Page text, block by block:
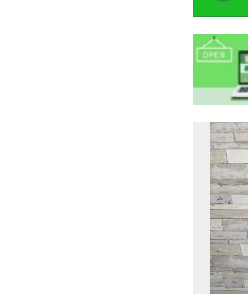
注
目
ニ
ー
ス